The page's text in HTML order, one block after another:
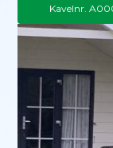
Kavelnr.